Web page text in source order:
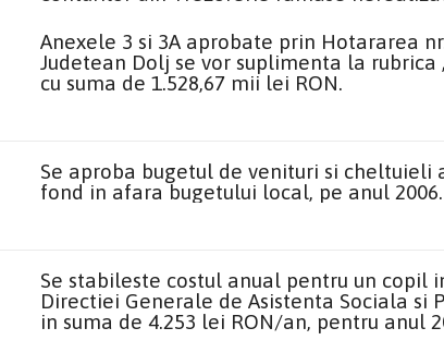
Anexele 3 si 3A aprobate prin Hotararea
Judetean Dolj se vor suplimenta la rubrica
cu suma de 1.528,67 mii lei RON.
Se aproba bugetul de venituri si cheltuieli
fond in afara bugetului local, pe anul 2006.
Se stabileste costul anual pentru un copil
Directiei Generale de Asistenta Sociala si
in suma de 4.253 lei RON/an, pentru anul